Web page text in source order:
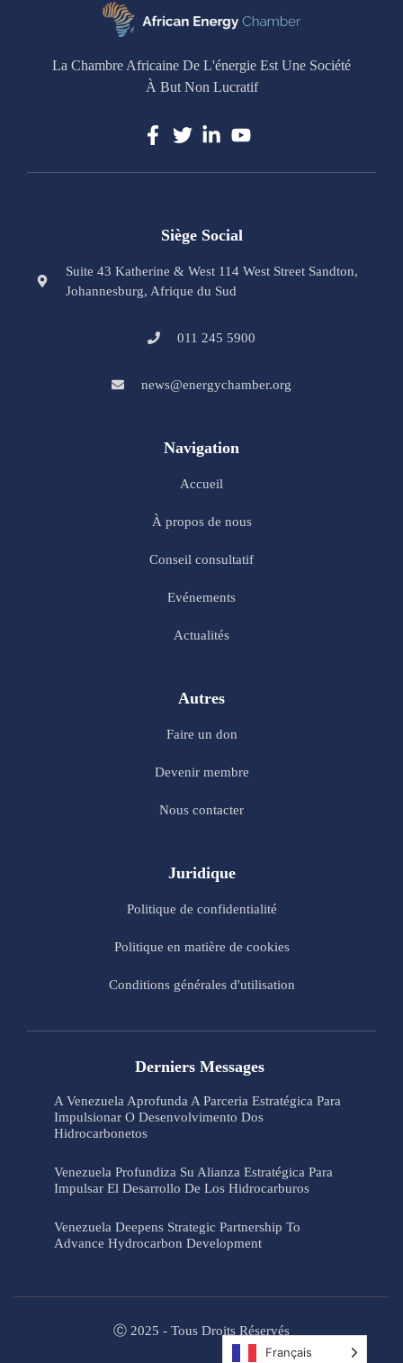
La Chambre Africaine De L'énergie Est Une Société
À But Non Lucratif
Siège Social
Suite 43 Katherine & West 114 West Street Sandton,
Johannesburg, Afrique du Sud
011 245 5900
news@energychamber.org
Navigation
Accueil
À propos de nous
Conseil consultatif
Evénements
Actualités
Autres
Faire un don
Devenir membre
Nous contacter
Juridique
Politique de confidentialité
Politique en matière de cookies
Conditions générales d'utilisation
Derniers Messages
A Venezuela Aprofunda A Parceria Estratégica Para
Impulsionar O Desenvolvimento Dos
Hidrocarbonetos
Venezuela Profundiza Su Alianza Estratégica Para
Impulsar El Desarrollo De Los Hidrocarburos
Venezuela Deepens Strategic Partnership To
Advance Hydrocarbon Development
Ⓒ 2025 - Tous Droits Réservés
Français